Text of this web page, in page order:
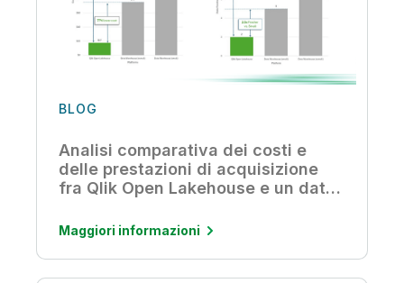
BLOG
Analisi comparativa dei costi e
delle prestazioni di acquisizione
fra Qlik Open Lakehouse e un data
Maggiori informazioni